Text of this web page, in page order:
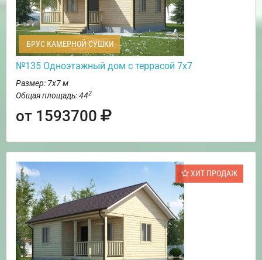
БРУС КАМЕРНОЙ СУШКИ
№135 Одноэтажный дом с террасой 7х7
Размер: 7х7 м
Общая площадь: 442
от 1593700
ХИТ ПРОДАЖ